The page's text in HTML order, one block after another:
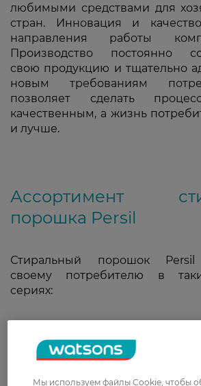
любимыми средствами для
стран. Инновация и
направления работы
Производство постоянно
свою продукцию и тщательно
новым требованиям
позволяет сделать
качественным, а жизнь
и лучше.
Ассортимент
порошка Persil
Стиральный порошок Persil
своему потребителю в
сериях:
Vernel, порошок Persil
Свежесть (благодаря
ингредиентов, порошки
Мы используем файлы Cookie, чтобы